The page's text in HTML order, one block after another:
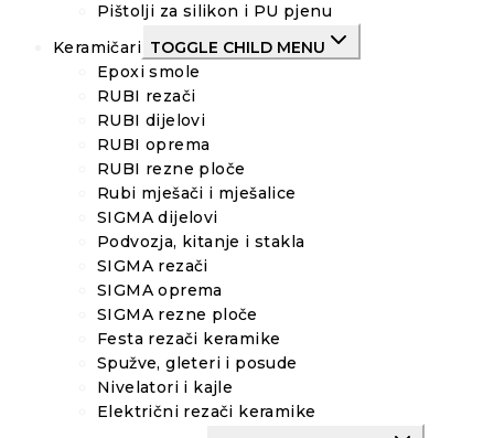
Pištolji za silikon i PU pjenu
Keramičari TOGGLE CHILD MENU
Epoxi smole
RUBI rezači
RUBI dijelovi
RUBI oprema
RUBI rezne ploče
Rubi mješači i mješalice
SIGMA dijelovi
Podvozja, kitanje i stakla
SIGMA rezači
SIGMA oprema
SIGMA rezne ploče
Festa rezači keramike
Spužve, gleteri i posude
Nivelatori i kajle
Električni rezači keramike